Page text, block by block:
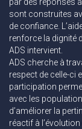
sont construites
de confiance.
renforce la dignité
ADS intervient.
ADS cherche à
respect de celle-ci
participation
avec les
d’améliorer la
réactif à